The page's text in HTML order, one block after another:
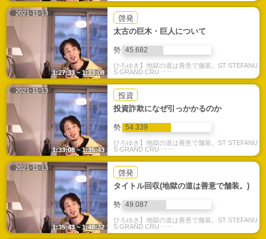
2021-11-13
啓発
太古の巨木・巨人について
勢 45.682
ひろゆき】地獄の道は善意で舗装。ST STEFANU
S GRAND CRU ⋯⋯
1:27:33 ~ 1:33:08
2021-11-13
投資
投資詐欺になぜ引っかかるのか
勢 54.339
ひろゆき】地獄の道は善意で舗装。ST STEFANU
S GRAND CRU ⋯⋯
1:33:08 ~ 1:35:43
2021-11-13
啓発
タイトル回収(地獄の道は善意で舗装。)
勢 49.087
ひろゆき】地獄の道は善意で舗装。ST STEFANU
S GRAND CRU ⋯⋯
1:35:43 ~ 1:48:32